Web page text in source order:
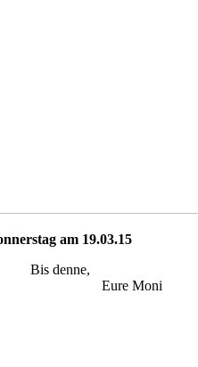
am 19.03.15